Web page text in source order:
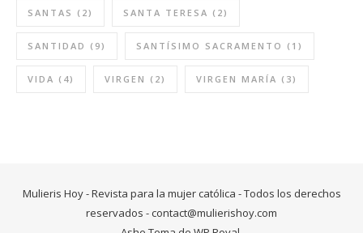
SANTAS (2) SANTA TERESA (2)
SANTIDAD (9) SANTÍSIMO SACRAMENTO (1)
VIDA (4) VIRGEN (2) VIRGEN MARÍA (3)
Mulieris Hoy - Revista para la mujer católica - Todos los derechos
reservados - contact@mulierishoy.com